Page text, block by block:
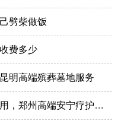
劈柴做饭
费多少
明高端殡葬墓地服务
郑州泰康豫园临终关怀价格费用，郑州高端安宁疗护在哪里